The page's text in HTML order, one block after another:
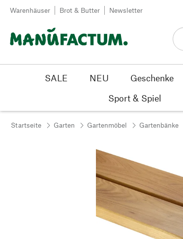
Zum Inhalt springen
Warenhäuser Brot & Butter Newsletter
SALE NEU Geschenke
Sport & Spiel
Startseite Garten Gartenmöbel Gartenbänke